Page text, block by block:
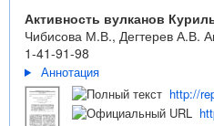
Активность вулканов
Чибисова М.В., Дегтерев А.В.
1-41-91-98
Аннотация
http://